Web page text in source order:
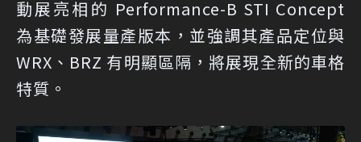
動展亮相的 Performance-B STI Concept
為基礎發展量產版本，並強調其產品定位與
WRX、BRZ 有明顯區隔，將展現全新的車格
特質。